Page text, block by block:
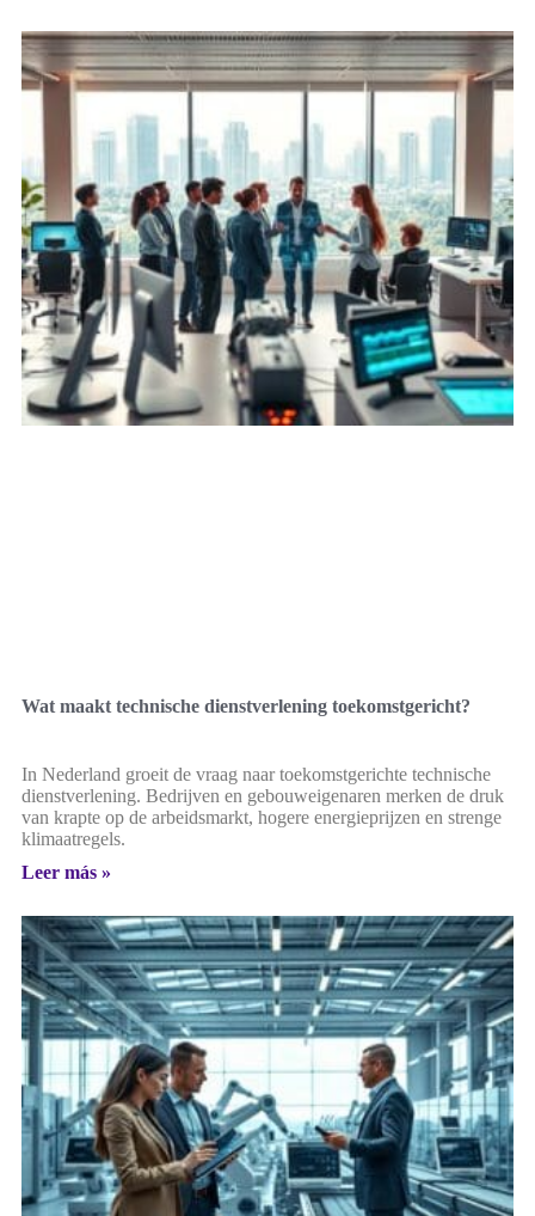
Wat maakt technische dienstverlening toekomstgericht?
In Nederland groeit de vraag naar toekomstgerichte technische
dienstverlening. Bedrijven en gebouweigenaren merken de druk
van krapte op de arbeidsmarkt, hogere energieprijzen en strenge
klimaatregels.
Leer más »